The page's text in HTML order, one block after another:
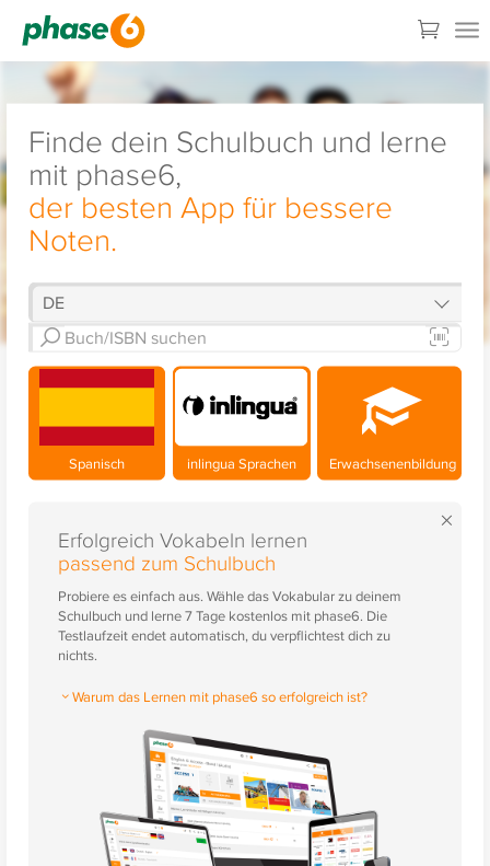
Finde dein Schulbuch und lerne
mit phase6,
der besten App für bessere
Noten.
Spanisch inlingua Sprachen Erwachsenenbildung
×
Erfolgreich Vokabeln lernen
passend zum Schulbuch
Probiere es einfach aus. Wähle das Vokabular zu deinem
Schulbuch und lerne 7 Tage kostenlos mit phase6. Die
Testlaufzeit endet automatisch, du verpflichtest dich zu
nichts.
Warum das Lernen mit phase6 so erfolgreich ist?